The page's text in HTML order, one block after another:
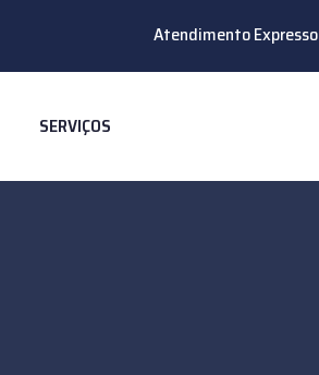
Atendimento
SERVIÇOS